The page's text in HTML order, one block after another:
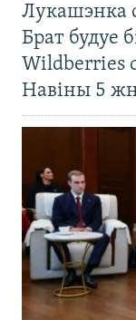
Лукашэнка
Брат будуе
Wildberries
Навіны 5